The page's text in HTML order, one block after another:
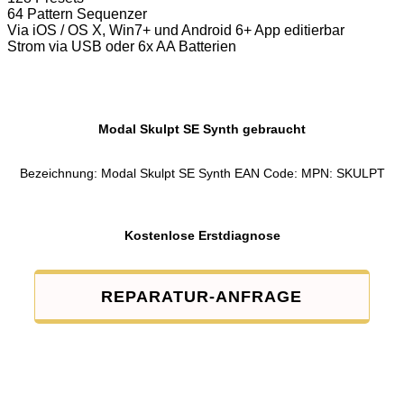
64 Pattern Sequenzer
Via iOS / OS X, Win7+ und Android 6+ App editierbar
Strom via USB oder 6x AA Batterien
Modal Skulpt SE Synth gebraucht
Bezeichnung: Modal Skulpt SE Synth EAN Code: MPN: SKULPT
Kostenlose Erstdiagnose
REPARATUR-ANFRAGE